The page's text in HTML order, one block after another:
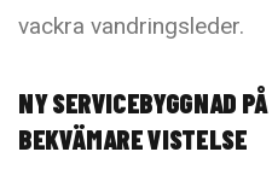
vackra vandringsleder.
NY SERVICEBYGGNAD
BEKVÄMARE VISTELSE